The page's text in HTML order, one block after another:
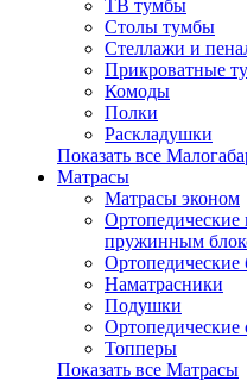
ТВ тумбы
Столы тумбы
Стеллажи и
Прикроватные
Комоды
Полки
Раскладушки
Показать все
Матрасы
Матрасы эконом
пружинным
Наматрасники
Подушки
Ортопедические
Топперы
Показать все Матрасы